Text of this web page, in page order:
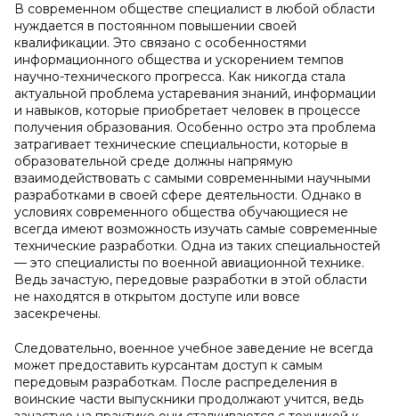
В современном обществе специалист в любой области
нуждается в постоянном повышении своей
квалификации. Это связано с особенностями
информационного общества и ускорением темпов
научно-технического прогресса. Как никогда стала
актуальной проблема устаревания знаний, информации
и навыков, которые приобретает человек в процессе
получения образования. Особенно остро эта проблема
затрагивает технические специальности, которые в
образовательной среде должны напрямую
взаимодействовать с самыми современными научными
разработками в своей сфере деятельности. Однако в
условиях современного общества обучающиеся не
всегда имеют возможность изучать самые современные
технические разработки. Одна из таких специальностей
— это специалисты по военной авиационной технике.
Ведь зачастую, передовые разработки в этой области
не находятся в открытом доступе или вовсе
засекречены.
Следовательно, военное учебное заведение не всегда
может предоставить курсантам доступ к самым
передовым разработкам. После распределения в
воинские части выпускники продолжают учится, ведь